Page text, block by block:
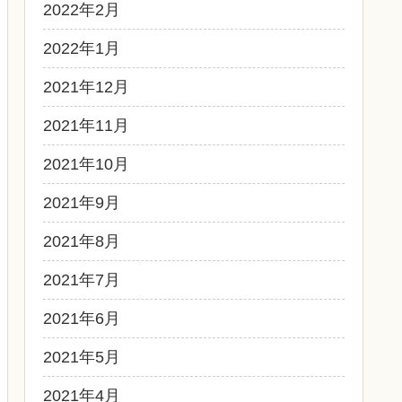
2022年2月
2022年1月
2021年12月
2021年11月
2021年10月
2021年9月
2021年8月
2021年7月
2021年6月
2021年5月
2021年4月